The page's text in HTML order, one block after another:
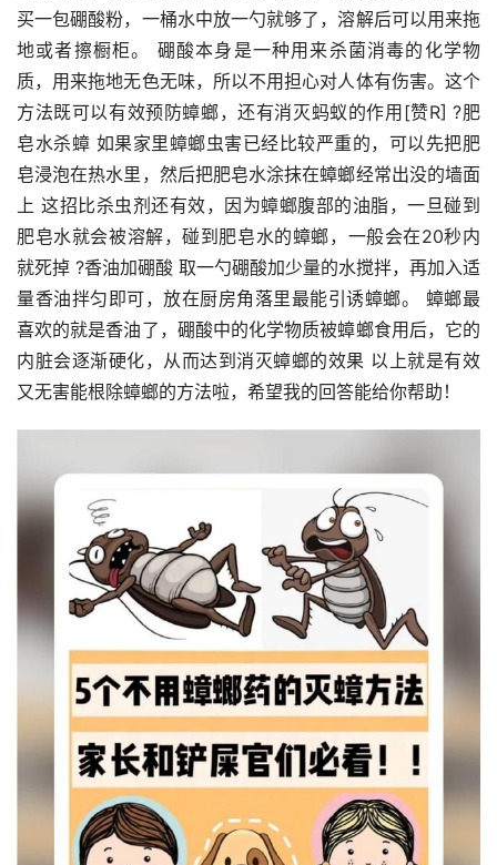
买一包硼酸粉，一桶水中放一勺就够了，溶解后可以用来拖
地或者擦橱柜。 硼酸本身是一种用来杀菌消毒的化学物
质，用来拖地无色无味，所以不用担心对人体有伤害。这个
方法既可以有效预防蟑螂，还有消灭蚂蚁的作用[赞R] ?肥
皂水杀蟑 如果家里蟑螂虫害已经比较严重的，可以先把肥
皂浸泡在热水里，然后把肥皂水涂抹在蟑螂经常出没的墙面
上 这招比杀虫剂还有效，因为蟑螂腹部的油脂，一旦碰到
肥皂水就会被溶解，碰到肥皂水的蟑螂，一般会在20秒内
就死掉 ?香油加硼酸 取一勺硼酸加少量的水搅拌，再加入适
量香油拌匀即可，放在厨房角落里最能引诱蟑螂。 蟑螂最
喜欢的就是香油了，硼酸中的化学物质被蟑螂食用后，它的
内脏会逐渐硬化，从而达到消灭蟑螂的效果 以上就是有效
又无害能根除蟑螂的方法啦，希望我的回答能给你帮助！